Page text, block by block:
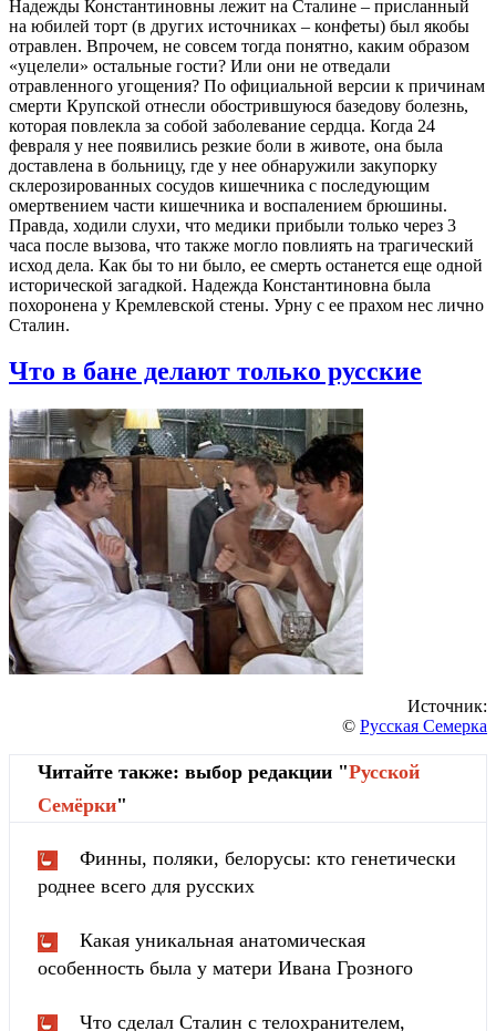
Надежды Константиновны лежит на Сталине – присланный
на юбилей торт (в других источниках – конфеты) был якобы
отравлен. Впрочем, не совсем тогда понятно, каким образом
«уцелели» остальные гости? Или они не отведали
отравленного угощения? По официальной версии к причинам
смерти Крупской отнесли обострившуюся базедову болезнь,
которая повлекла за собой заболевание сердца. Когда 24
февраля у нее появились резкие боли в животе, она была
доставлена в больницу, где у нее обнаружили закупорку
склерозированных сосудов кишечника с последующим
омертвением части кишечника и воспалением брюшины.
Правда, ходили слухи, что медики прибыли только через 3
часа после вызова, что также могло повлиять на трагический
исход дела. Как бы то ни было, ее смерть останется еще одной
исторической загадкой. Надежда Константиновна была
похоронена у Кремлевской стены. Урну с ее прахом нес лично
Сталин.
Что в бане делают только русские
Источник:
© Русская Семерка
Читайте также: выбор редакции "Русской
Cемёрки"
Финны, поляки, белорусы: кто генетически
роднее всего для русских
Какая уникальная анатомическая
особенность была у матери Ивана Грозного
Что сделал Сталин с телохранителем,